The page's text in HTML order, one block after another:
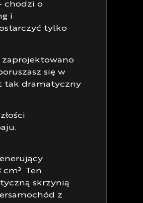
chodzi o
i
tylko
się w
tak dramatyczny
Ten
skrzynią
z